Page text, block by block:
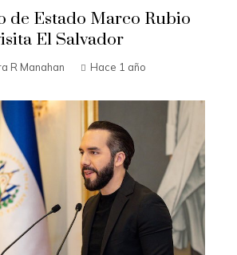
de Estado Marco Rubio
El Salvador
R Manahan Hace 1 año